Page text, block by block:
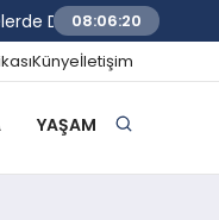
Kampüs
08:06:21
Künyeİletişim
YAŞAM